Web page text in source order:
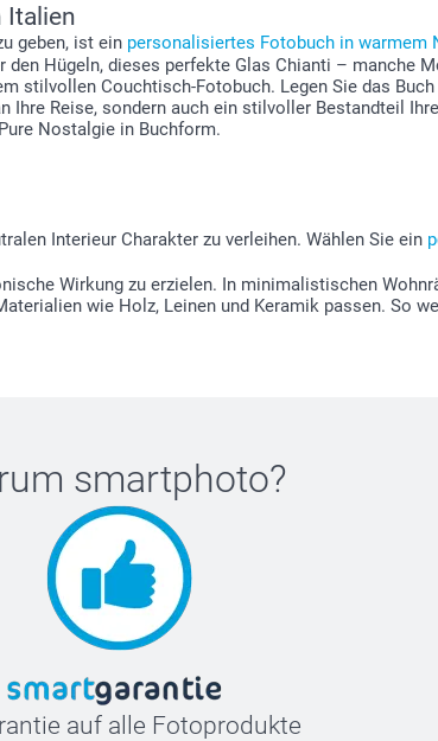
Italien
geben, ist ein personalisiertes Fotobuch in warmem
Hügeln, dieses perfekte Glas Chianti – manche
stilvollen Couchtisch-Fotobuch. Legen Sie das
Reise, sondern auch ein stilvoller Bestandteil
Nostalgie in Buchform.
Interieur Charakter zu verleihen. Wählen Sie ein
Wirkung zu erzielen. In minimalistischen
wie Holz, Leinen und Keramik passen. So
smartphoto?
auf alle Fotoprodukte